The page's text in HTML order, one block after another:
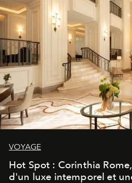
VOYAGE
Hot Spot : Corinthia
d'un luxe intemporel et